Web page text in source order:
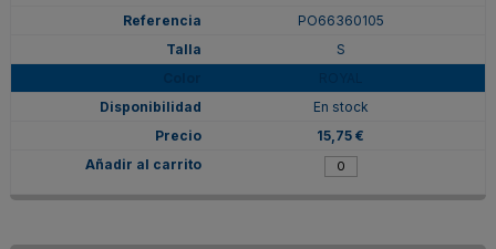
PO66360105
S
En stock
15,75 €